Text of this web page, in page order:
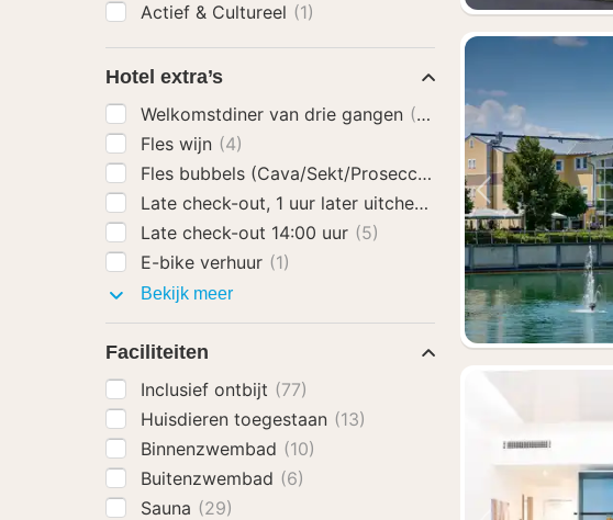
Vorige foto
Actief & Cultureel (1)
Hotel extra’s
Welkomstdiner van drie gangen (3)
Fles wijn (4)
Fles bubbels (Cava/Sekt/Prosecco)
(5)
Late check-out, 1 uur later uitchecken
(2)
Late check-out 14:00 uur (5)
E-bike verhuur (1)
Bekijk meerHotel
Faciliteiten
Inclusief ontbijt (77)
Huisdieren toegestaan (13)
Binnenzwembad (10)
Buitenzwembad (6)
Sauna (29)